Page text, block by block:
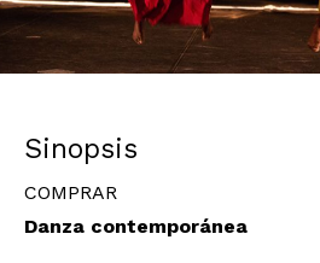
Sinopsis
COMPRAR
Danza contemporánea